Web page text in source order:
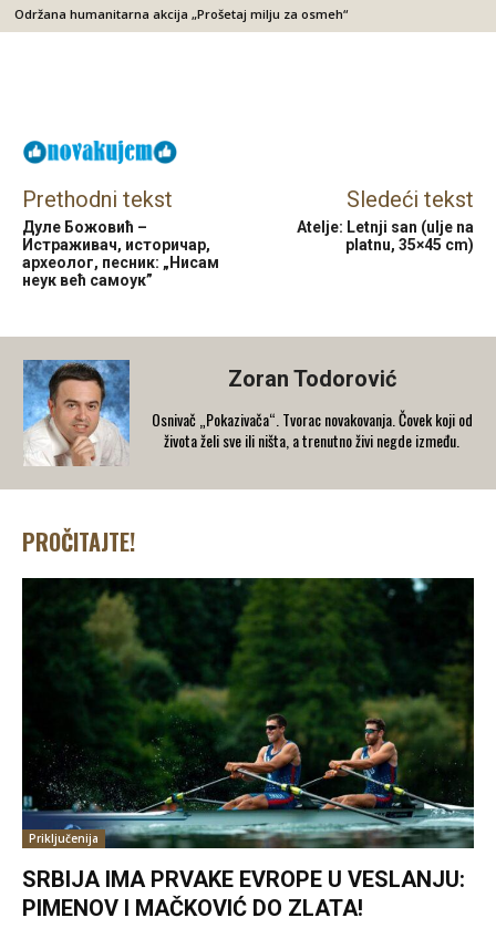
Održana humanitarna akcija „Prošetaj milju za osmeh“
Prethodni tekst
Дуле Божовић –
Истраживач, историчар,
археолог, песник: „Нисам
неук већ самоук”
Sledeći tekst
Atelje: Letnji san (ulje na
platnu, 35×45 cm)
Zoran Todorović
Osnivač „Pokazivača“. Tvorac novakovanja. Čovek koji od
života želi sve ili ništa, a trenutno živi negde između.
PROČITAJTE!
Priključenija
SRBIJA IMA PRVAKE EVROPE U VESLANJU:
PIMENOV I MAČKOVIĆ DO ZLATA!